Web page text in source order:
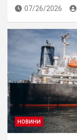
07/26/2026
НОВИНИ